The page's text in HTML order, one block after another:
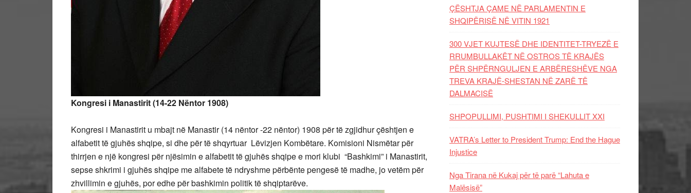
Kongresi i Manastirit (14-22 Nëntor 1908)
Kongresi i Manastirit u mbajt në Manastir (14 nëntor -22 nëntor) 1908 për të zgjidhur çështjen e
alfabetit të gjuhës shqipe, si dhe për të shqyrtuar Lëvizjen Kombëtare. Komisioni Nismëtar për
thirrjen e një kongresi për njësimin e alfabetit të gjuhës shqipe e mori klubi “Bashkimi” i Manastirit,
sepse shkrimi i gjuhës shqipe me alfabete të ndryshme përbënte pengesë të madhe, jo vetëm për
zhvillimin e gjuhës, por edhe për bashkimin politik të shqiptarëve.
ÇËSHTJA ÇAME NË PARLAMENTIN E
SHQIPËRISË NË VITIN 1921
300 VJET KUJTESË DHE IDENTITET-TRYEZË E
RRUMBULLAKËT NË OSTROS TË KRAJËS
PËR SHPËRNGULJEN E ARBËRESHËVE NGA
TREVA KRAJË-SHESTAN NË ZARË TË
DALMACISË
SHPOPULLIMI, PUSHTIMI I SHEKULLIT XXI
VATRA’s Letter to President Trump: End the Hague
Injustice
Nga Tirana në Kukaj për të parë “Lahuta e
Malësisë”